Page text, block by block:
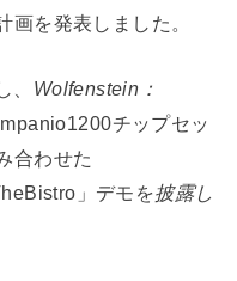
画を発表しました。
Wolfenstein：
チップセッ
合わせた
」デモを披露し